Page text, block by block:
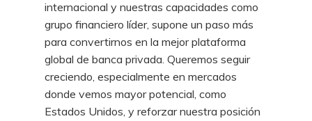
internacional y nuestras capacidades como
grupo financiero líder, supone un paso más
para convertirnos en la mejor plataforma
global de banca privada. Queremos seguir
creciendo, especialmente en mercados
donde vemos mayor potencial, como
Estados Unidos, y reforzar nuestra posición